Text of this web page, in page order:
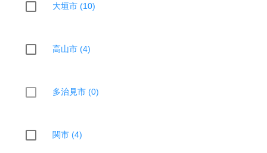
大垣市 (10)
高山市 (4)
多治見市 (0)
関市 (4)